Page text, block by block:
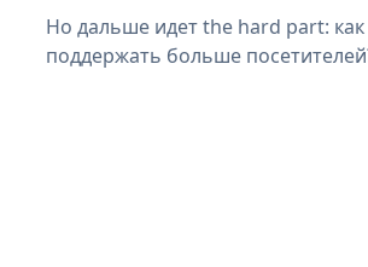
Но дальше идет the hard part:
поддержать больше